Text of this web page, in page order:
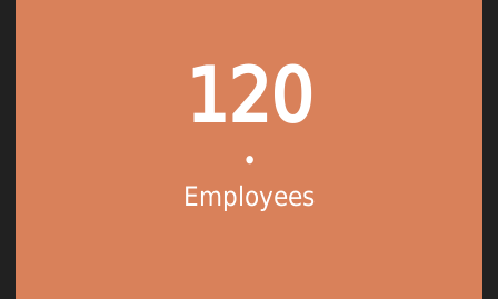
120
•
Employees